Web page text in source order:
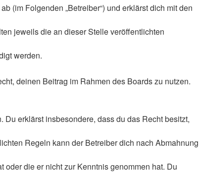
(im Folgenden „Betreiber“) und erklärst dich mit den
jeweils die an dieser Stelle veröffentlichten
werden.
deinen Beitrag im Rahmen des Boards zu nutzen.
erklärst insbesondere, dass du das Recht besitzt,
Regeln kann der Betreiber dich nach Abmahnung
die er nicht zur Kenntnis genommen hat. Du